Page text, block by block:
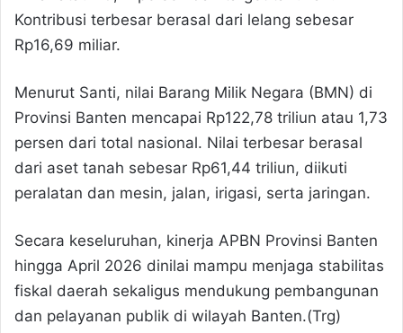
Kontribusi terbesar berasal dari lelang sebesar
Rp16,69 miliar.
Menurut Santi, nilai Barang Milik Negara (BMN) di
Provinsi Banten mencapai Rp122,78 triliun atau 1,73
persen dari total nasional. Nilai terbesar berasal
dari aset tanah sebesar Rp61,44 triliun, diikuti
peralatan dan mesin, jalan, irigasi, serta jaringan.
Secara keseluruhan, kinerja APBN Provinsi Banten
hingga April 2026 dinilai mampu menjaga stabilitas
fiskal daerah sekaligus mendukung pembangunan
dan pelayanan publik di wilayah Banten.(Trg)